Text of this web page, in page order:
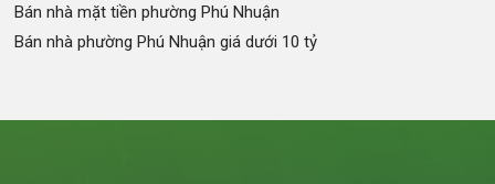
Bán nhà mặt tiền phường Phú Nhuận
Bán nhà phường Phú Nhuận giá dưới 10 tỷ